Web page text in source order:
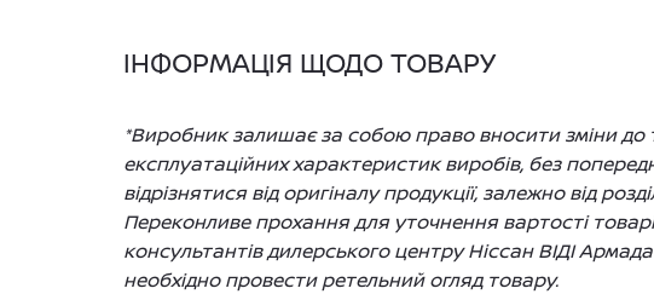
ІНФОРМАЦІЯ ЩОДО ТОВАРУ
*Виробник залишає за собою право вносити зміни до
експлуатаційних характеристик виробів, без
відрізнятися від оригіналу продукції, залежно від
Переконливе прохання для уточнення вартості
консультантів дилерського центру Ніссан ВІДІ
необхідно провести ретельний огляд товару.